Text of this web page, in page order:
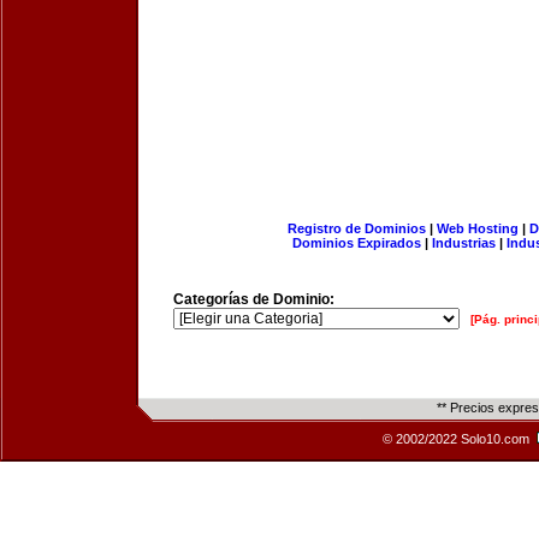
Registro de Dominios| Web Hosting |
Dominios Expirados | Industrias |
Categorías de Dominio:
[Pág.
** Precios
© 2002/2022 Solo10.com